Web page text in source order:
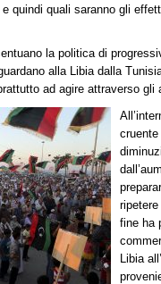
quindi quali saranno gli
la politica di
alla Libia dalla
ad agire attraverso gli
fine ha
Libia